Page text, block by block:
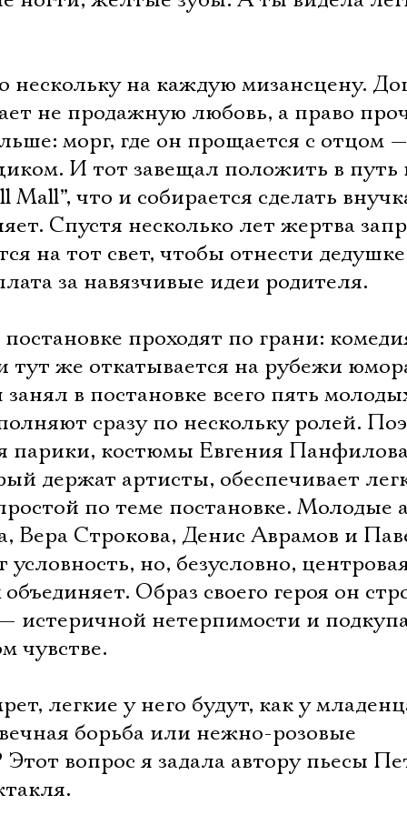
нескольку на каждую мизансцену.
не продажную любовь, а право
морг, где он прощается с отцом —
И тот завещал положить в путь
Mall”, что и собирается сделать
Спустя несколько лет жертва
на тот свет, чтобы отнести дедушке
за навязчивые идеи родителя.
проходят по грани:
тут же откатывается на рубежи
в постановке всего пять
сразу по нескольку ролей.
парики, костюмы Евгения
держат артисты, обеспечивает
по теме постановке. Молодые
Вера Строкова, Денис Аврамов и
условность, но, безусловно,
Образ своего героя он
истеричной нетерпимости и
чувстве.
легкие у него будут, как у
борьба или нежно-розовые
вопрос я задала автору пьесы